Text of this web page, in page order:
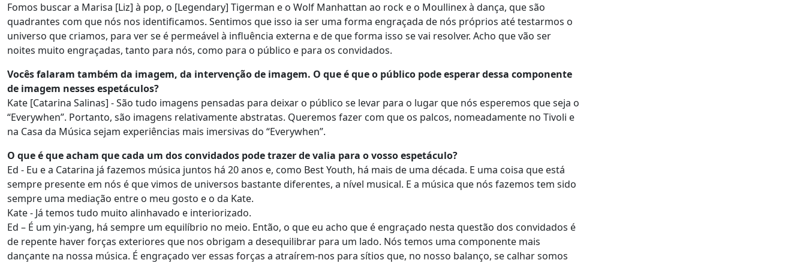
Fomos buscar a Marisa [Liz] à pop, o [Legendary] Tigerman e o Wolf Manhattan ao rock e o Moullinex à dança, que são
quadrantes com que nós nos identificamos. Sentimos que isso ia ser uma forma engraçada de nós próprios até testarmos o
universo que criamos, para ver se é permeável à influência externa e de que forma isso se vai resolver. Acho que vão ser
noites muito engraçadas, tanto para nós, como para o público e para os convidados.
Vocês falaram também da imagem, da intervenção de imagem. O que é que o público pode esperar dessa componente
de imagem nesses espetáculos?
Kate [Catarina Salinas] - São tudo imagens pensadas para deixar o público se levar para o lugar que nós esperemos que seja o
“Everywhen”. Portanto, são imagens relativamente abstratas. Queremos fazer com que os palcos, nomeadamente no Tivoli e
na Casa da Música sejam experiências mais imersivas do “Everywhen”.
O que é que acham que cada um dos convidados pode trazer de valia para o vosso espetáculo?
Ed - Eu e a Catarina já fazemos música juntos há 20 anos e, como Best Youth, há mais de uma década. E uma coisa que está
sempre presente em nós é que vimos de universos bastante diferentes, a nível musical. E a música que nós fazemos tem sido
sempre uma mediação entre o meu gosto e o da Kate.
Kate - Já temos tudo muito alinhavado e interiorizado.
Ed – É um yin-yang, há sempre um equilíbrio no meio. Então, o que eu acho que é engraçado nesta questão dos convidados é
de repente haver forças exteriores que nos obrigam a desequilibrar para um lado. Nós temos uma componente mais
dançante na nossa música. É engraçado ver essas forças a atraírem-nos para sítios que, no nosso balanço, se calhar somos